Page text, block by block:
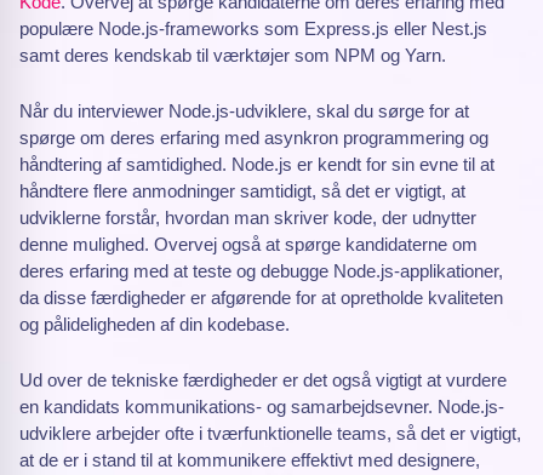
populære Node.js-frameworks som Express.js eller Nest.js
samt deres kendskab til værktøjer som NPM og Yarn.
Når du interviewer Node.js-udviklere, skal du sørge for at
spørge om deres erfaring med asynkron programmering og
håndtering af samtidighed. Node.js er kendt for sin evne til at
håndtere flere anmodninger samtidigt, så det er vigtigt, at
udviklerne forstår, hvordan man skriver kode, der udnytter
denne mulighed. Overvej også at spørge kandidaterne om
deres erfaring med at teste og debugge Node.js-applikationer,
da disse færdigheder er afgørende for at opretholde kvaliteten
og pålideligheden af din kodebase.
Ud over de tekniske færdigheder er det også vigtigt at vurdere
en kandidats kommunikations- og samarbejdsevner. Node.js-
udviklere arbejder ofte i tværfunktionelle teams, så det er vigtigt,
at de er i stand til at kommunikere effektivt med designere,